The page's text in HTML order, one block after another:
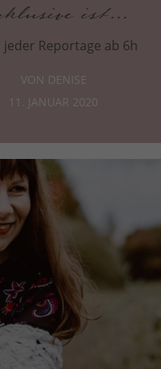
ist...
jeder Reportage ab 6h
VON DENISE
11. JANUAR 2020